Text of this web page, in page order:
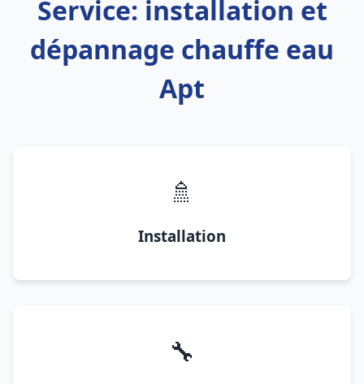
Service: installation et
dépannage chauffe eau
Apt
🚿
Installation
🔧